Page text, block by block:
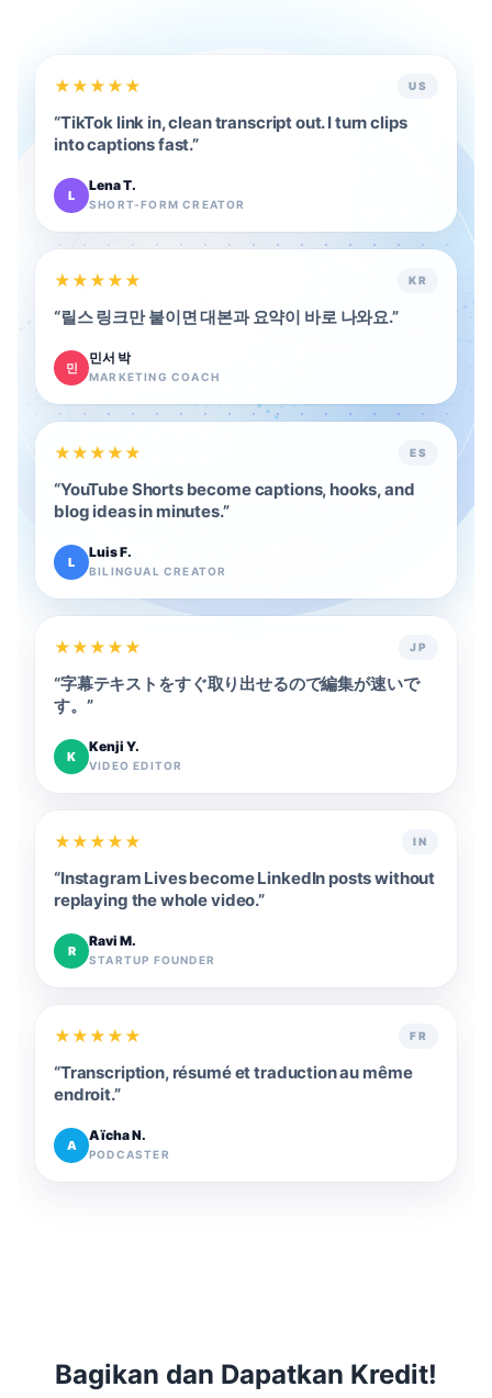
★★★★★ US
“TikTok link in, clean transcript out. I turn clips
into captions fast.”
L
Lena T.
SHORT-FORM CREATOR
★★★★★ KR
“릴스 링크만 붙이면 대본과 요약이 바로 나와요.”
민
민서 박
MARKETING COACH
★★★★★ ES
“YouTube Shorts become captions, hooks, and
blog ideas in minutes.”
L
Luis F.
BILINGUAL CREATOR
★★★★★ JP
“字幕テキストをすぐ取り出せるので編集が速いで
す。 ”
K
Kenji Y.
VIDEO EDITOR
★★★★★ IN
“Instagram Lives become LinkedIn posts without
replaying the whole video.”
R
Ravi M.
STARTUP FOUNDER
★★★★★ FR
“Transcription, résumé et traduction au même
endroit.”
A
Aïcha N.
PODCASTER
Bagikan dan Dapatkan Kredit!